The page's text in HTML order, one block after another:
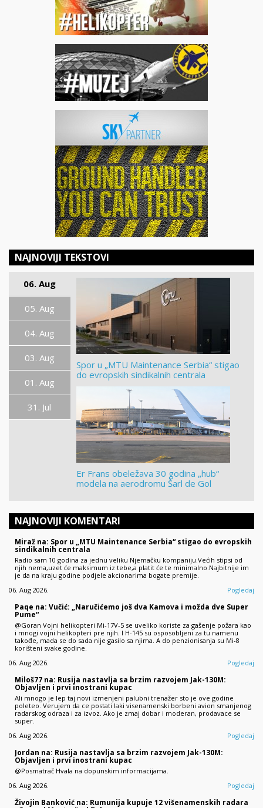
NAJNOVIJI TEKSTOVI
06. Aug
05. Aug
04. Aug
03. Aug
01. Aug
31. Jul
Spor u „MTU Maintenance Serbia“ stigao
do evropskih sindikalnih centrala
Er Frans obeležava 30 godina „hub“
modela na aerodromu Šarl de Gol
NAJNOVIJI KOMENTARI
Miraž na: Spor u „MTU Maintenance Serbia“ stigao do evropskih
sindikalnih centrala
Radio sam 10 godina za jednu veliku Njemačku kompaniju.Većih stipsi od
njih nema,uzet će maksimum iz tebe,a platit će te minimalno.Najbitnije im
je da na kraju godine podjele akcionarima bogate premije.
06. Aug 2026.
Pogledaj
Paqe na: Vučić: „Naručićemo još dva Kamova i možda dve Super
Pume“
@Goran Vojni helikopteri Mi-17V-5 se uveliko koriste za gašenje požara kao
i mnogi vojni helikopteri pre njih. I H-145 su osposobljeni za tu namenu
takođe, mada se do sada nije gasilo sa njima. A do penzionisanja su Mi-8
korišteni svake godine.
06. Aug 2026.
Pogledaj
Miloš77 na: Rusija nastavlja sa brzim razvojem Jak-130M:
Objavljen i prvi inostrani kupac
Ali mnogo je lep taj novi izmenjeni palubni trenažer sto je ove godine
poleteo. Verujem da ce postati laki visenamenski borbeni avion smanjenog
radarskog odraza i za izvoz. Ako je zmaj dobar i moderan, prodavace se
super.
06. Aug 2026.
Pogledaj
Jordan na: Rusija nastavlja sa brzim razvojem Jak-130M:
Objavljen i prvi inostrani kupac
@Posmatrač Hvala na dopunskim informacijama.
06. Aug 2026.
Pogledaj
Živojin Banković na: Rumunija kupuje 12 višenamenskih radara